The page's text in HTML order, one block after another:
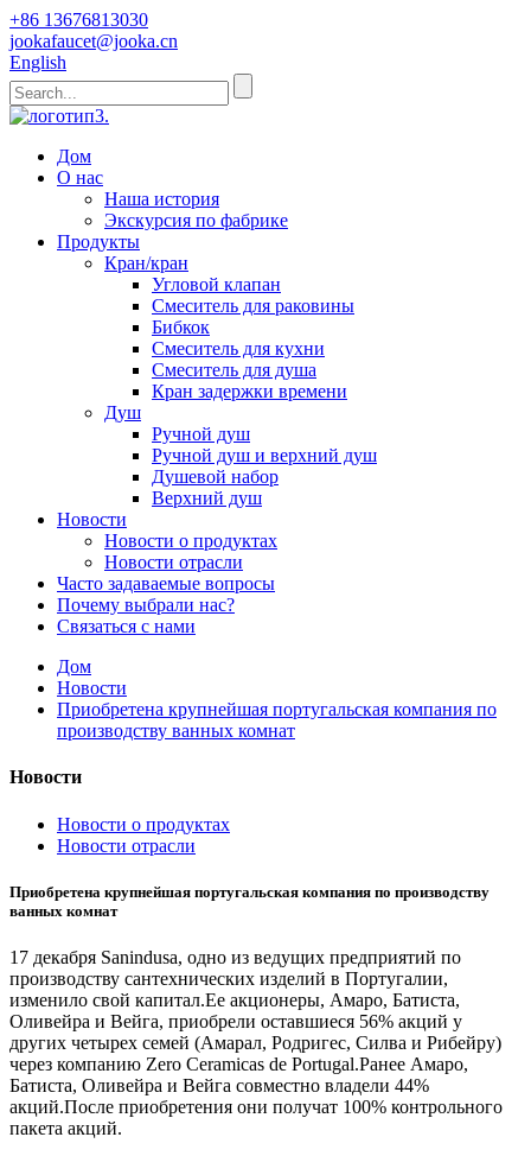
+86 13676813030
jookafaucet@jooka.cn
English
Дом
О нас
Наша история
Экскурсия по фабрике
Продукты
Кран/кран
Угловой клапан
Смеситель для раковины
Бибкок
Смеситель для кухни
Смеситель для душа
Кран задержки времени
Душ
Ручной душ
Ручной душ и верхний душ
Душевой набор
Верхний душ
Новости
Новости о продуктах
Новости отрасли
Часто задаваемые вопросы
Почему выбрали нас?
Связаться с нами
Дом
Новости
Приобретена крупнейшая португальская компания по
производству ванных комнат
Новости
Новости о продуктах
Новости отрасли
Приобретена крупнейшая португальская компания по производству
ванных комнат
17 декабря Sanindusa, одно из ведущих предприятий по
производству сантехнических изделий в Португалии,
изменило свой капитал.Ее акционеры, Амаро, Батиста,
Оливейра и Вейга, приобрели оставшиеся 56% акций у
других четырех семей (Амарал, Родригес, Силва и Рибейру)
через компанию Zero Ceramicas de Portugal.Ранее Амаро,
Батиста, Оливейра и Вейга совместно владели 44%
акций.После приобретения они получат 100% контрольного
пакета акций.